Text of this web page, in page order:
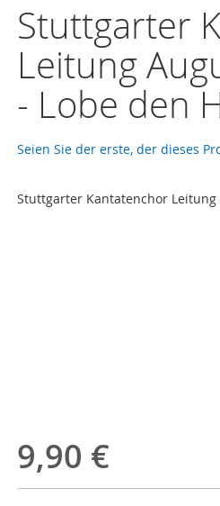
Stuttgarter
Leitung
- Lobe den
Seien Sie der erste, der dieses
Stuttgarter Kantatenchor
9,90 €